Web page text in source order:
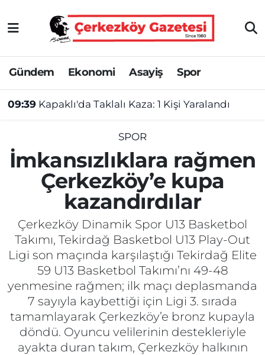
Gündem Ekonomi Asayiş Spor
09:39 Kapaklı'da Taklalı Kaza: 1 Kişi Yaralandı
SPOR
İmkansızlıklara rağmen
Çerkezköy’e kupa
kazandırdılar
Çerkezköy Dinamik Spor U13 Basketbol
Takımı, Tekirdağ Basketbol U13 Play-Out
Ligi son maçında karşılaştığı Tekirdağ Elite
59 U13 Basketbol Takımı’nı 49-48
yenmesine rağmen; ilk maçı deplasmanda
7 sayıyla kaybettiği için Ligi 3. sırada
tamamlayarak Çerkezköy’e bronz kupayla
döndü. Oyuncu velilerinin destekleriyle
ayakta duran takım, Çerkezköy halkının
Asayiş
Ekonomi
Gündem
Kültür&Sanat
Manşet
SAĞLIK
Spor
Gizlilik Sözleşmesi
İletişim
Künye
Tekirdağ Nöbetçi Eczaneler
Tekirdağ Hava Durumu
Tekirdağ Namaz Vakitleri
Tekirdağ Trafik Yoğunluk Haritası
Süper Lig Puan Durumu ve Fikstür
Tüm Manşetler
Son Dakika Haberleri
Haber Arşivi